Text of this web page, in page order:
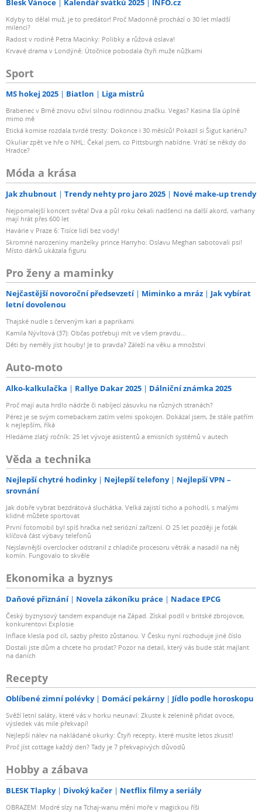
Blesk Vánoce Kalendář svátků 2025 INFO.cz
Kdyby to dělal muž, je to predátor! Proč Madonně prochází o 30 let mladší
milenci?
Radost v rodině Petra Macinky: Polibky a růžová oslava!
Krvavé drama v Londýně: Útočnice pobodala čtyři muže nůžkami
Sport
MS hokej 2025 Biatlon Liga mistrů
Brabenec v Brně znovu oživí silnou rodinnou značku. Vegas? Kasina šla úplně
mimo mě
Etická komise rozdala tvrdé tresty: Dokonce i 30 měsíců! Pokazil si Šigut kariéru?
Okuliar zpět ve hře o NHL: Čekal jsem, co Pittsburgh nabídne. Vrátí se někdy do
Hradce?
Móda a krása
Jak zhubnout Trendy nehty pro jaro 2025 Nové make-up trendy
Nejpomalejší koncert světa! Dva a půl roku čekali nadšenci na další akord, varhany
mají hrát přes 600 let
Havárie v Praze 6: Tisíce lidí bez vody!
Skromné narozeniny manželky prince Harryho: Oslavu Meghan sabotovali psi!
Místo dárků ukázala figuru
Pro ženy a maminky
Nejčastější novoroční předsevzetí Miminko a mráz
Jak vybírat
letní dovolenou
Thajské nudle s červeným kari a paprikami
Kamila Nývltová (37): Občas potřebuji mít ve všem pravdu...
Děti by neměly jíst houby! Je to pravda? Záleží na věku a množství
Auto-moto
Alko-kalkulačka Rallye Dakar 2025 Dálniční známka 2025
Proč mají auta hrdlo nádrže či nabíjecí zásuvku na různých stranách?
Pérez je se svým comebackem zatím velmi spokojen. Dokázal jsem, že stále patřím
k nejlepším, říká
Hledáme zlatý ročník: 25 let vývoje asistentů a emisních systémů v autech
Věda a technika
Nejlepší chytré hodinky Nejlepší telefony
Nejlepší VPN –
srovnání
Jak dobře vybrat bezdrátová sluchátka. Velká zajistí ticho a pohodlí, s malými
klidně můžete sportovat
První fotomobil byl spíš hračka než seriózní zařízení. O 25 let později je foťák
klíčová část výbavy telefonů
Nejslavnější overclocker odstranil z chladiče procesoru větrák a nasadil na něj
komín. Fungovalo to skvěle
Ekonomika a byznys
Daňové přiznání Novela zákoníku práce Nadace EPCG
Český byznysový tandem expanduje na Západ. Získal podíl v britské zbrojovce,
konkurentovi Explosie
Inflace klesla pod cíl, sazby přesto zůstanou. V Česku nyní rozhoduje jiné číslo
Dostali jste dům a chcete ho prodat? Pozor na detail, který vás bude stát majlant
na daních
Recepty
Oblíbené zimní polévky Domácí pekárny Jídlo podle horoskopu
Svěží letní saláty, které vás v horku neunaví: Zkuste k zelenině přidat ovoce,
výsledek vás mile překvapí!
Nejlepší nálev na nakládané okurky: Čtyři recepty, které musíte letos zkusit!
Proč jíst cottage každý den? Tady je 7 překvapivých důvodů
Hobby a zábava
BLESK Tlapky Divoký kačer Netflix filmy a seriály
OBRAZEM: Modré slzy na Tchaj-wanu mění moře v magickou říši